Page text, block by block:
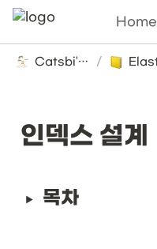
Home
Catsbi's DLog /
인덱스 설계
목차